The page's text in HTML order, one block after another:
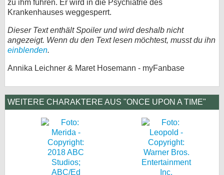
zu ihm führen. Er wird in die Psychiatrie des
Krankenhauses weggesperrt.
Dieser Text enthält Spoiler und wird deshalb nicht
angezeigt. Wenn du den Text lesen möchtest, musst du ihn
einblenden.
Annika Leichner & Maret Hosemann - myFanbase
WEITERE CHARAKTERE AUS "ONCE UPON A TIME"